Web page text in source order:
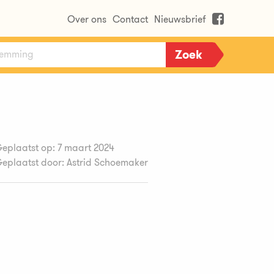
Over ons Contact Nieuwsbrief
op: 7 maart 2024
door: Astrid Schoemaker